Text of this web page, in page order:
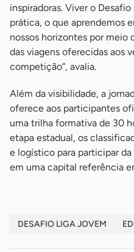
inspiradoras. Viver o
prática, o que aprendemos
nossos horizontes por meio
das viagens oferecidas aos
competição”, avalia.
Além da visibilidade, a
oferece aos participantes
uma trilha formativa de 30
etapa estadual, os
e logístico para participar
em uma capital referência
DESAFIO LIGA JOVEM